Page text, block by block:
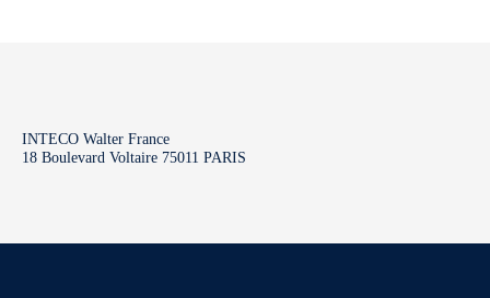
INTECO Walter France
18 Boulevard Voltaire 75011 PARIS